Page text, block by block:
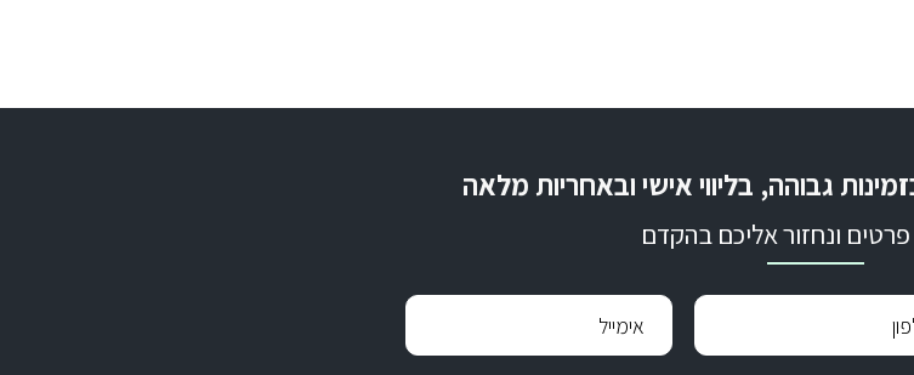
גבוהה, בליווי אישי ובאחריות מלאה
ונחזור אליכם בהקדם